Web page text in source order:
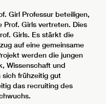
Girl Professur beteiligen,
Girls vertreten. Dies
Girls. Es stärkt die
auf eine gemeinsame
werden die jungen
Wissenschaft und
frühzeitig gut
das recruiting des